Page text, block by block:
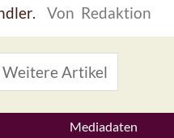
Von Redaktion
Weitere Artikel
Mediadaten